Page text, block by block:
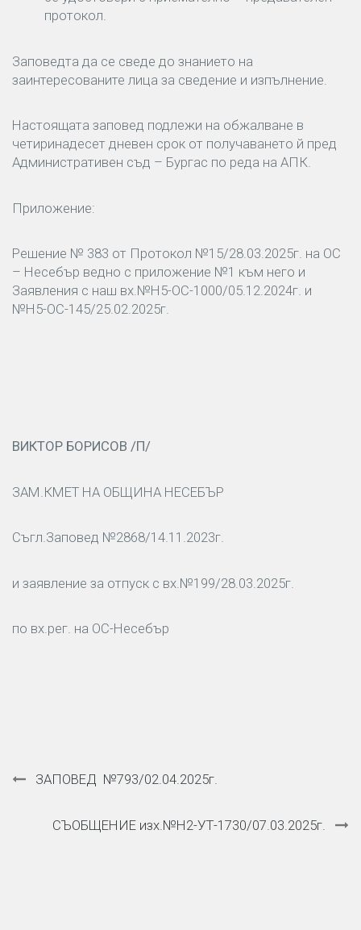
протокол.
Заповедта да се сведе до знанието на
заинтересованите лица за сведение и изпълнение.
Настоящата заповед подлежи на обжалване в
четиринадесет дневен срок от получаването й пред
Административен съд – Бургас по реда на АПК.
Приложение:
Решение № 383 от Протокол №15/28.03.2025г. на ОС
– Несебър ведно с приложение №1 към него и
Заявления с наш вх.№Н5-ОС-1000/05.12.2024г. и
№Н5-ОС-145/25.02.2025г.
ВИКТОР БОРИСОВ /П/
ЗАМ.КМЕТ НА ОБЩИНА НЕСЕБЪР
Съгл.Заповед №2868/14.11.2023г.
и заявление за отпуск с вх.№199/28.03.2025г.
по вх.рег. на ОС-Несебър
Навигация
ЗАПОВЕД №793/02.04.2025г.
СЪОБЩЕНИЕ изх.№Н2-УТ-1730/07.03.2025г.